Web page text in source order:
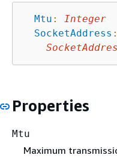
Mtu :
Integer
SocketAddress :
Properties
Mtu
Maximum